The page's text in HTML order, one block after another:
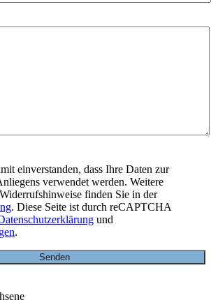
einverstanden, dass Ihre Daten zur
verwendet werden. Weitere
finden Sie in der
. Diese Seite ist durch reCAPTCHA
und
.